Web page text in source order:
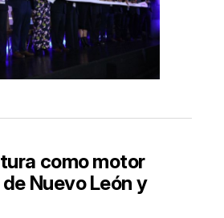
como motor
Nuevo León y